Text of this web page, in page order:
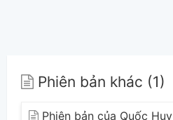
Phiên bản khác (1)
Phiên bản của Quốc Huy